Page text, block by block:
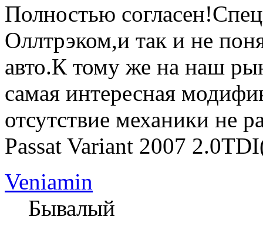
Полностью
Оллтрэком,и так и не
авто.К тому же на наш
самая интересная
отсутствие механики не
Passat Variant 2007
Veniamin
Бывалый